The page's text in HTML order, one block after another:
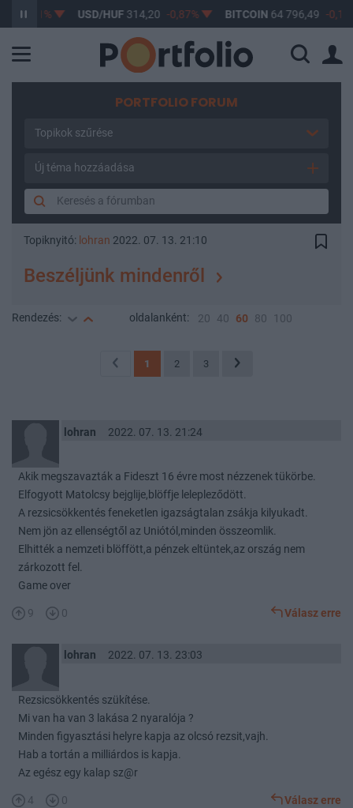
USD/HUF314,20 -0,87% BITCOIN64 796,49 -0,17%
PORTFOLIO FORUM
Topikok szűrése
Új téma hozzáadása
Topiknyitó: lohran 2022. 07. 13. 21:10
Beszéljünk mindenről
Rendezés: oldalanként: 20 40 60 80 100
1 2 3
lohran 2022. 07. 13. 21:24
Akik megszavazták a Fideszt 16 évre most nézzenek tükörbe.
Elfogyott Matolcsy bejglije,blöffje lelepleződött.
A rezsicsökkentés feneketlen igazságtalan zsákja kilyukadt.
Nem jön az ellenségtől az Uniótól,minden összeomlik.
Elhitték a nemzeti blöffött,a pénzek eltüntek,az ország nem
zárkozott fel.
Game over
9 0 Válasz erre
lohran 2022. 07. 13. 23:03
Rezsicsökkentés szükítése.
Mi van ha van 3 lakása 2 nyaralója ?
Minden figyasztási helyre kapja az olcsó rezsit,vajh.
Hab a tortán a milliárdos is kapja.
Az egész egy kalap sz@r
4 0 Válasz erre